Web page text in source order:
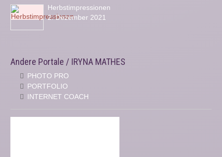
Herbstimpressionen
2. Dezember 2021
Andere Portale / IRYNA MATHES
PHOTO PRO
PORTFOLIO
INTERNET COACH